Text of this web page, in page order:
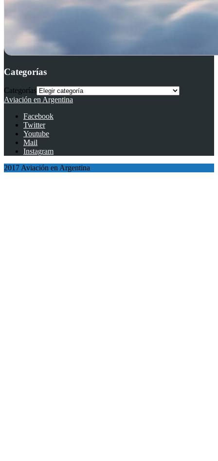
Categorías
Categorías
Aviación en Argentina
Facebook
Twitter
Youtube
Mail
Instagram
2017 Aviación en Argentina